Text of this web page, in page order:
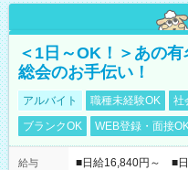
＜1日～OK！＞あの
総会のお手伝い！
アルバイト 職種未経験OK 社
ブランクOK
WEB登録・面接
給与
■日給16,840円～ ■